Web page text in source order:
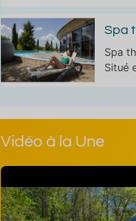
Spa
Spa
Situé
Vidéo à la Une